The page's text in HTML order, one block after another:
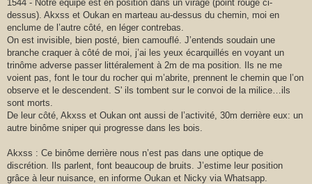
1544 - Notre équipe est en position dans un virage (point rouge ci-
dessus). Akxss et Oukan en marteau au-dessus du chemin, moi en
enclume de l’autre côté, en léger contrebas.
On est invisible, bien posté, bien camouflé. J’entends soudain une
branche craquer à côté de moi, j’ai les yeux écarquillés en voyant un
trinôme adverse passer littéralement à 2m de ma position. Ils ne me
voient pas, font le tour du rocher qui m’abrite, prennent le chemin que l’on
observe et le descendent. S' ils tombent sur le convoi de la milice…ils
sont morts.
De leur côté, Akxss et Oukan ont aussi de l’activité, 30m derrière eux: un
autre binôme sniper qui progresse dans les bois.
Akxss : Ce binôme derrière nous n’est pas dans une optique de
discrétion. Ils parlent, font beaucoup de bruits. J’estime leur position
grâce à leur nuisance, en informe Oukan et Nicky via Whatsapp.